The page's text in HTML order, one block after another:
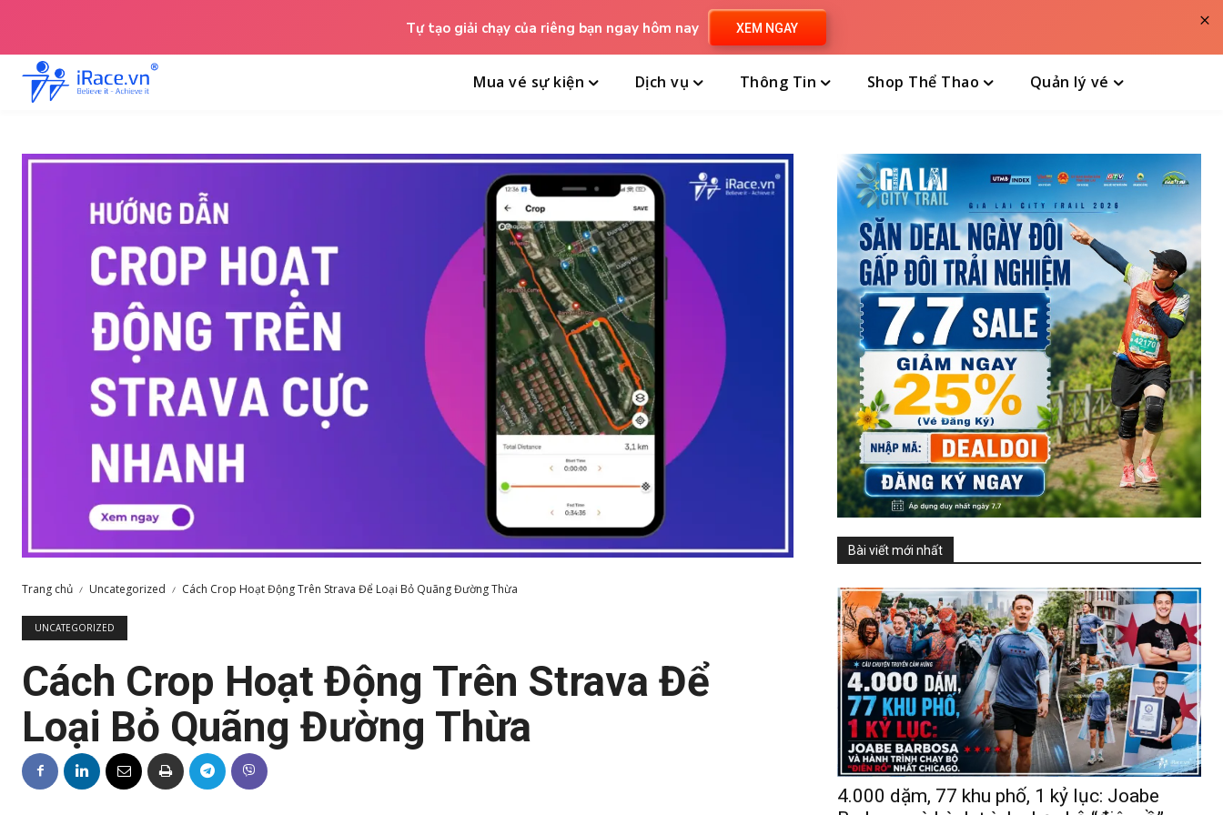
Tự tạo giải chạy của riêng bạn ngay hôm nay XEM NGAY ×
Mua vé sự kiện Dịch vụ Thông Tin Shop Thể Thao Quản lý vé
Trang chủ Uncategorized Cách Crop Hoạt Động Trên Strava Để Loại Bỏ Quãng Đường Thừa
UNCATEGORIZED
Cách Crop Hoạt Động Trên Strava Để
Loại Bỏ Quãng Đường Thừa
Bài viết mới nhất
4.000 dặm, 77 khu phố, 1 kỷ lục: Joabe